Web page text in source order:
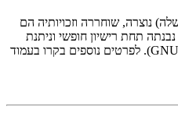
נוצרה, שוחררה וזכויותיה הם
תחת רישיון חופשי וניתנת